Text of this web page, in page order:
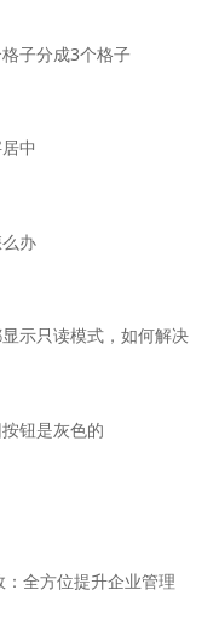
子分成3个格子
中
办
示只读模式，如何解决
钮是灰色的
全方位提升企业管理